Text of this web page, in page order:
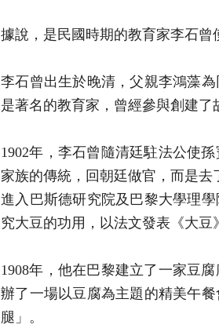
據說，是民國時期的教育家李石曾
李石曾出生於晚清，父親李鴻藻
是著名的教育家，曾經參與創建了
1902年，李石曾隨清廷駐法公使
家族的傳統，回朝廷做官，而是
進入巴斯德研究院及巴黎大學理
究大豆的功用，以法文發表《大豆
1908年，他在巴黎建立了一家豆
辦了一場以豆腐為主題的精美午
腿」。